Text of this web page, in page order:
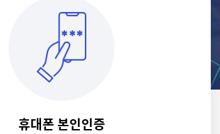
휴대폰 본인인증